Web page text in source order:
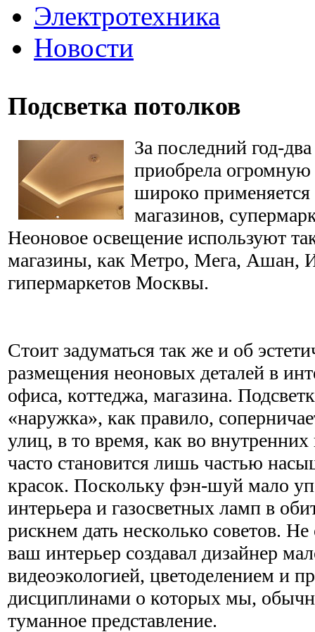
Электротехника
Новости
Подсветка потолков
За последний год-
приобрела
широко применяется
магазинов,
Неоновое освещение используют
магазины, как Метро, Мега, Ашан,
гипермаркетов Москвы.
Стоит задуматься так же и об
размещения неоновых деталей в
офиса, коттеджа, магазина.
«наружка», как правило,
улиц, в то время, как во
часто становится лишь частью
красок. Поскольку фэн-шуй мало
интерьера и газосветных ламп в
рискнем дать несколько советов.
ваш интерьер создавал дизайнер
видеоэкологией, цветоделением и
дисциплинами о которых мы,
туманное представление.